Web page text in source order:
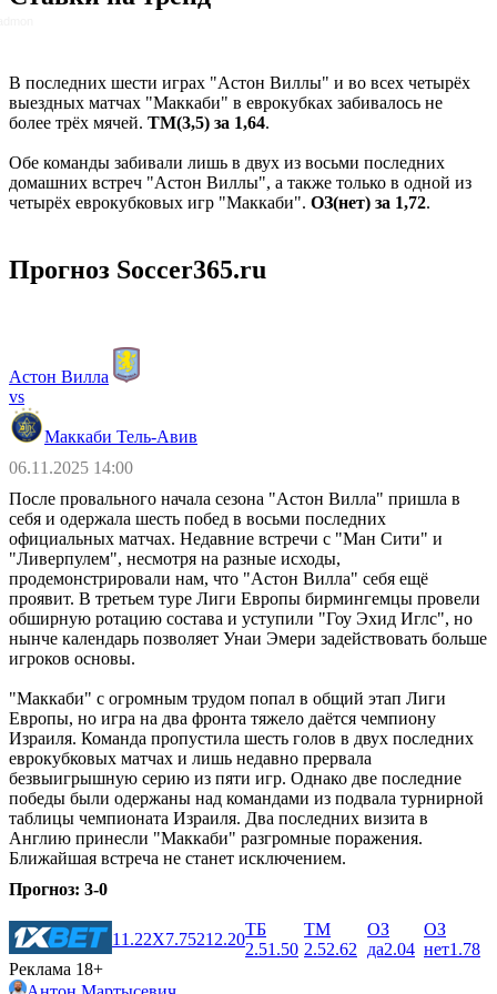
В последних шести играх "Астон Виллы" и во всех четырёх
выездных матчах "Маккаби" в еврокубках забивалось не
более трёх мячей. ТМ(3,5) за 1,64.
Обе команды забивали лишь в двух из восьми последних
домашних встреч "Астон Виллы", а также только в одной из
четырёх еврокубковых игр "Маккаби". ОЗ(нет) за 1,72.
Прогноз Soccer365.ru
Астон Вилла
vs
Маккаби Тель-Авив
06.11.2025 14:00
После провального начала сезона "Астон Вилла" пришла в
себя и одержала шесть побед в восьми последних
официальных матчах. Недавние встречи с "Ман Сити" и
"Ливерпулем", несмотря на разные исходы,
продемонстрировали нам, что "Астон Вилла" себя ещё
проявит. В третьем туре Лиги Европы бирмингемцы провели
обширную ротацию состава и уступили "Гоу Эхид Иглс", но
нынче календарь позволяет Унаи Эмери задействовать больше
игроков основы.
"Маккаби" с огромным трудом попал в общий этап Лиги
Европы, но игра на два фронта тяжело даётся чемпиону
Израиля. Команда пропустила шесть голов в двух последних
еврокубковых матчах и лишь недавно прервала
безвыигрышную серию из пяти игр. Однако две последние
победы были одержаны над командами из подвала турнирной
таблицы чемпионата Израиля. Два последних визита в
Англию принесли "Маккаби" разгромные поражения.
Ближайшая встреча не станет исключением.
Прогноз: 3-0
1 1.22X7.75212.20
ТБ
2.51.50
ТМ
2.52.62
ОЗ
да2.04
ОЗ
нет1.78
Реклама 18+